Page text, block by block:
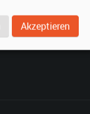
Akzeptieren